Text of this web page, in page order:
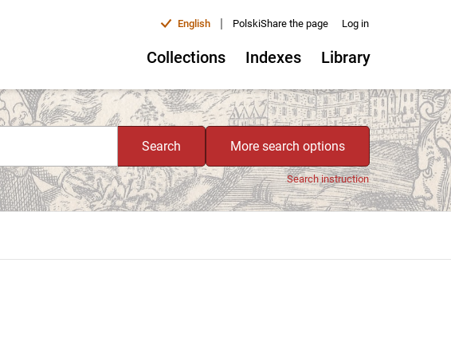
English | PolskiShare the page Log in
Collections Indexes Library
Search More search options
Search instruction